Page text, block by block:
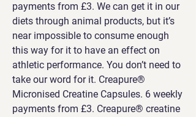
payments from £3. We can get it in our
diets through animal products, but it’s
near impossible to consume enough
this way for it to have an effect on
athletic performance. You don’t need to
take our word for it. Creapure®
Micronised Creatine Capsules. 6 weekly
payments from £3. Creapure® creatine